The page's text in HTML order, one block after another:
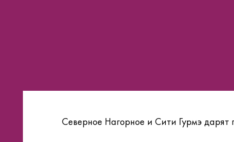
Северное Нагорное и Сити Гурмэ дарят